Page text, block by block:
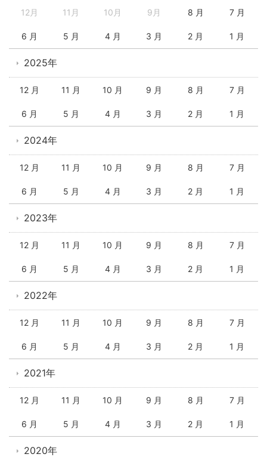
12月 11月 10月 9月 8 月 7 月
6 月 5 月 4 月 3 月 2 月 1 月
2025年
12 月 11 月 10 月 9 月 8 月 7 月
6 月 5 月 4 月 3 月 2 月 1 月
2024年
12 月 11 月 10 月 9 月 8 月 7 月
6 月 5 月 4 月 3 月 2 月 1 月
2023年
12 月 11 月 10 月 9 月 8 月 7 月
6 月 5 月 4 月 3 月 2 月 1 月
2022年
12 月 11 月 10 月 9 月 8 月 7 月
6 月 5 月 4 月 3 月 2 月 1 月
2021年
12 月 11 月 10 月 9 月 8 月 7 月
6 月 5 月 4 月 3 月 2 月 1 月
2020年